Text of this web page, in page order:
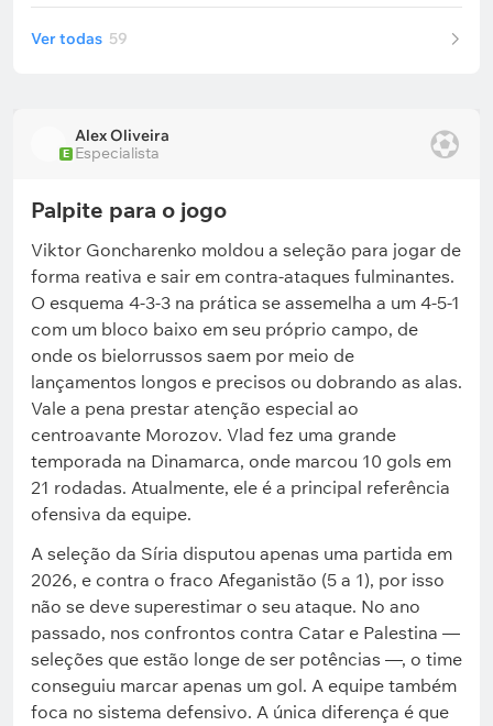
Ver todas 59
E
Alex Oliveira
Especialista
Palpite para o jogo
Viktor Goncharenko moldou a seleção para jogar de
forma reativa e sair em contra-ataques fulminantes.
O esquema 4-3-3 na prática se assemelha a um 4-5-1
com um bloco baixo em seu próprio campo, de
onde os bielorrussos saem por meio de
lançamentos longos e precisos ou dobrando as alas.
Vale a pena prestar atenção especial ao
centroavante Morozov. Vlad fez uma grande
temporada na Dinamarca, onde marcou 10 gols em
21 rodadas. Atualmente, ele é a principal referência
ofensiva da equipe.
A seleção da Síria disputou apenas uma partida em
2026, e contra o fraco Afeganistão (5 a 1), por isso
não se deve superestimar o seu ataque. No ano
passado, nos confrontos contra Catar e Palestina —
seleções que estão longe de ser potências —, o time
conseguiu marcar apenas um gol. A equipe também
foca no sistema defensivo. A única diferença é que